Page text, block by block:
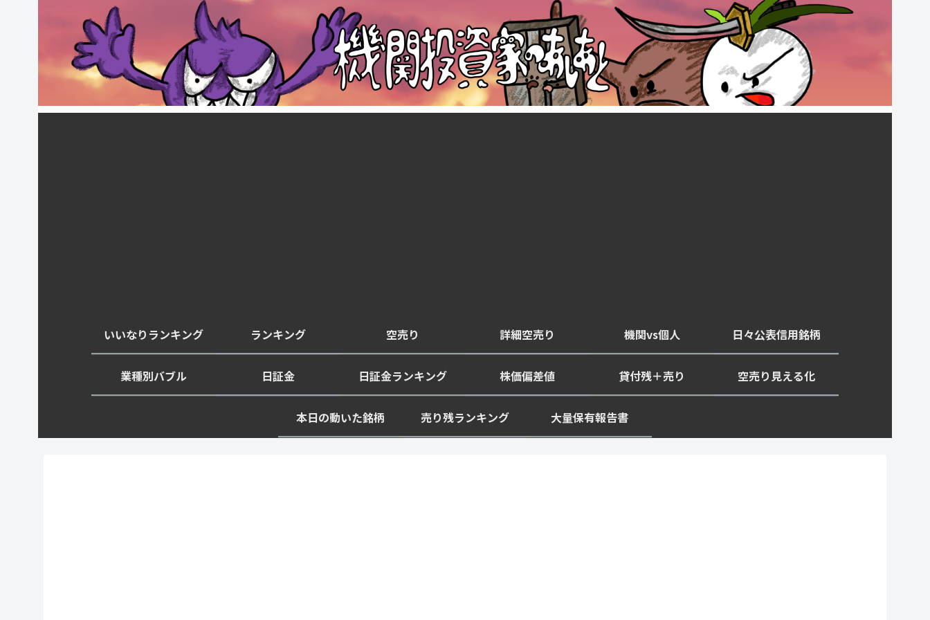
いいなりランキング ランキング 空売り 詳細空売り 機関vs個人 日々公表信用銘柄
業種別バブル 日証金 日証金ランキング 株価偏差値 貸付残＋売り 空売り見える化
本日の動いた銘柄 売り残ランキング 大量保有報告書